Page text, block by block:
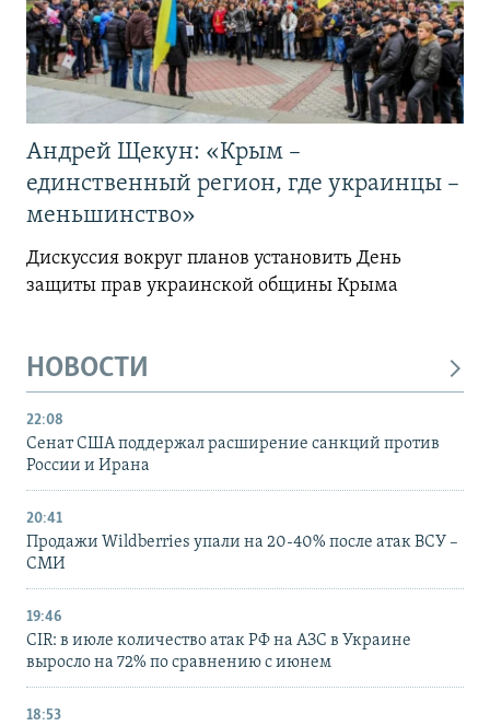
Андрей Щекун: «Крым –
единственный регион, где украинцы –
меньшинство»
Дискуссия вокруг планов установить День
защиты прав украинской общины Крыма
НОВОСТИ
22:08
Сенат США поддержал расширение санкций против
России и Ирана
20:41
Продажи Wildberries упали на 20-40% после атак ВСУ –
СМИ
19:46
CIR: в июле количество атак РФ на АЗС в Украине
выросло на 72% по сравнению с июнем
18:53